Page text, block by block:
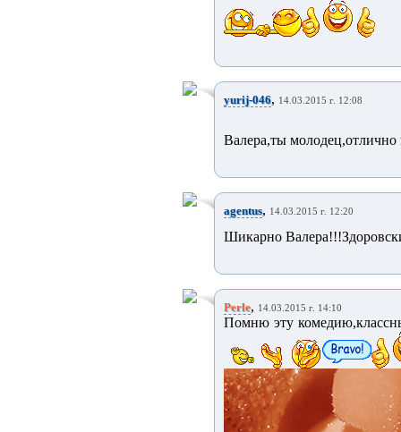
yurij-046, 14.03.2015 г. 12:08
Валера,ты
agentus, 14.03.2015 г. 12:20
Шикарно
Perle, 14.03.2015 г. 14:10
Помню эту